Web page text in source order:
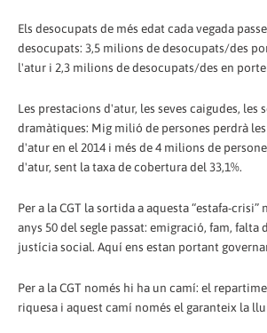
Els desocupats de més edat cada vegada
desocupats: 3,5 milions de desocupats/des
l'atur i 2,3 milions de desocupats/des en
Les prestacions d'atur, les seves caigudes, les
dramàtiques: Mig milió de persones perdrà
d'atur en el 2014 i més de 4 milions de
d'atur, sent la taxa de cobertura del 33,1%.
Per a la CGT la sortida a aquesta “estafa-
anys 50 del segle passat: emigració, fam, falta
justícia social. Aquí ens estan portant
Per a la CGT només hi ha un camí: el
riquesa i aquest camí només el garanteix la